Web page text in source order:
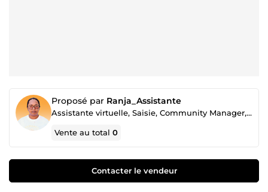
Proposé par Ranja_Assistante
Assistante virtuelle, Saisie, Community Manager, SAV & Graphiste
Vente au total0
Contacter le vendeur